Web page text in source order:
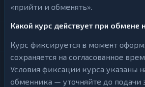
«прийти и обменять».
Какой курс действует при обмене
Курс фиксируется в момент
сохраняется на согласованное
Условия фиксации курса указаны
обменника — уточняйте до подачи